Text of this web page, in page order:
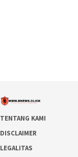
TENTANG KAMI
DISCLAIMER
LEGALITAS